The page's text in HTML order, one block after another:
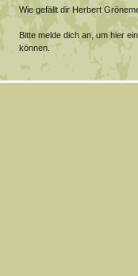
Wie gefällt dir Herbert
Bitte melde dich an, um hier
können.